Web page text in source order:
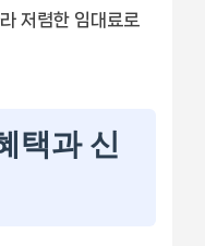
저렴한 임대료로
택과 신